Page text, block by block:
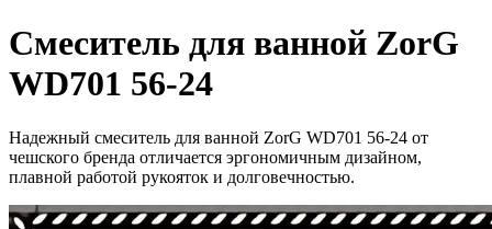
Смеситель для ванной ZorG
WD701 56-24
Надежный смеситель для ванной ZorG WD701 56-24 от
чешского бренда отличается эргономичным дизайном,
плавной работой рукояток и долговечностью.